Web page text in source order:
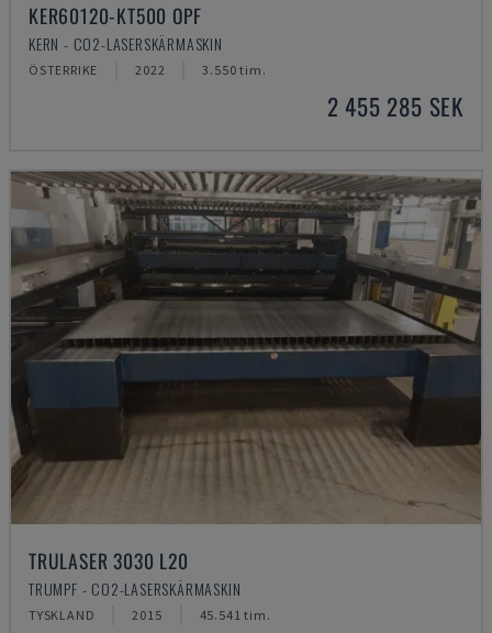
KER60120-KT500 OPF
KERN - CO2-LASERSKÄRMASKIN
ÖSTERRIKE 2022 3.550 tim.
2 455 285 SEK
TRULASER 3030 L20
TRUMPF - CO2-LASERSKÄRMASKIN
TYSKLAND 2015 45.541 tim.